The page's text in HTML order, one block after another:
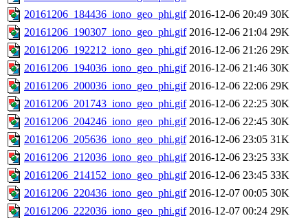
20161206_184436_iono_geo_phi.gif 2016-12-06 20:49 30K
20161206_190307_iono_geo_phi.gif 2016-12-06 21:04 29K
20161206_192212_iono_geo_phi.gif 2016-12-06 21:26 29K
20161206_194036_iono_geo_phi.gif 2016-12-06 21:46 30K
20161206_200036_iono_geo_phi.gif 2016-12-06 22:06 29K
20161206_201743_iono_geo_phi.gif 2016-12-06 22:25 30K
20161206_204246_iono_geo_phi.gif 2016-12-06 22:45 30K
20161206_205636_iono_geo_phi.gif 2016-12-06 23:05 31K
20161206_212036_iono_geo_phi.gif 2016-12-06 23:25 33K
20161206_214152_iono_geo_phi.gif 2016-12-06 23:45 33K
20161206_220436_iono_geo_phi.gif 2016-12-07 00:05 30K
20161206_222036_iono_geo_phi.gif 2016-12-07 00:24 29K